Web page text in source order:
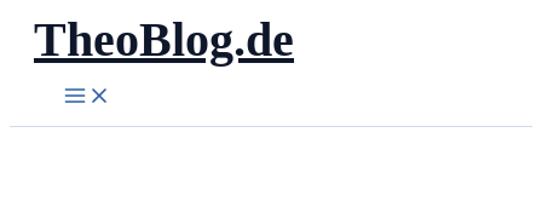
Zum
Inhalt
springen
TheoBlog.de